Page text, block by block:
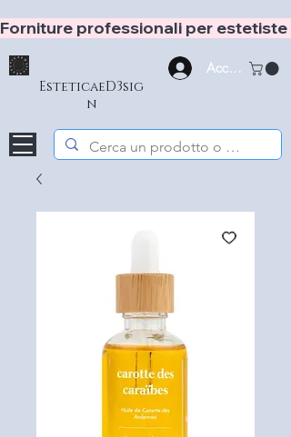
Forniture professionali per
EsteticaeD3sig
n
Accedi